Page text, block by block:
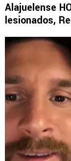
Alajuelense
lesionados,